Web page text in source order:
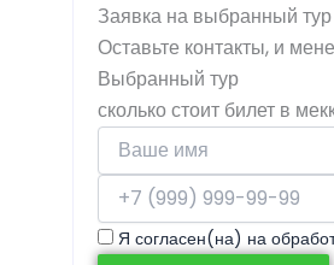
Заявка на выбранный тур
Оставьте контакты, и
Выбранный тур
сколько стоит билет в
Я согласен(на) на